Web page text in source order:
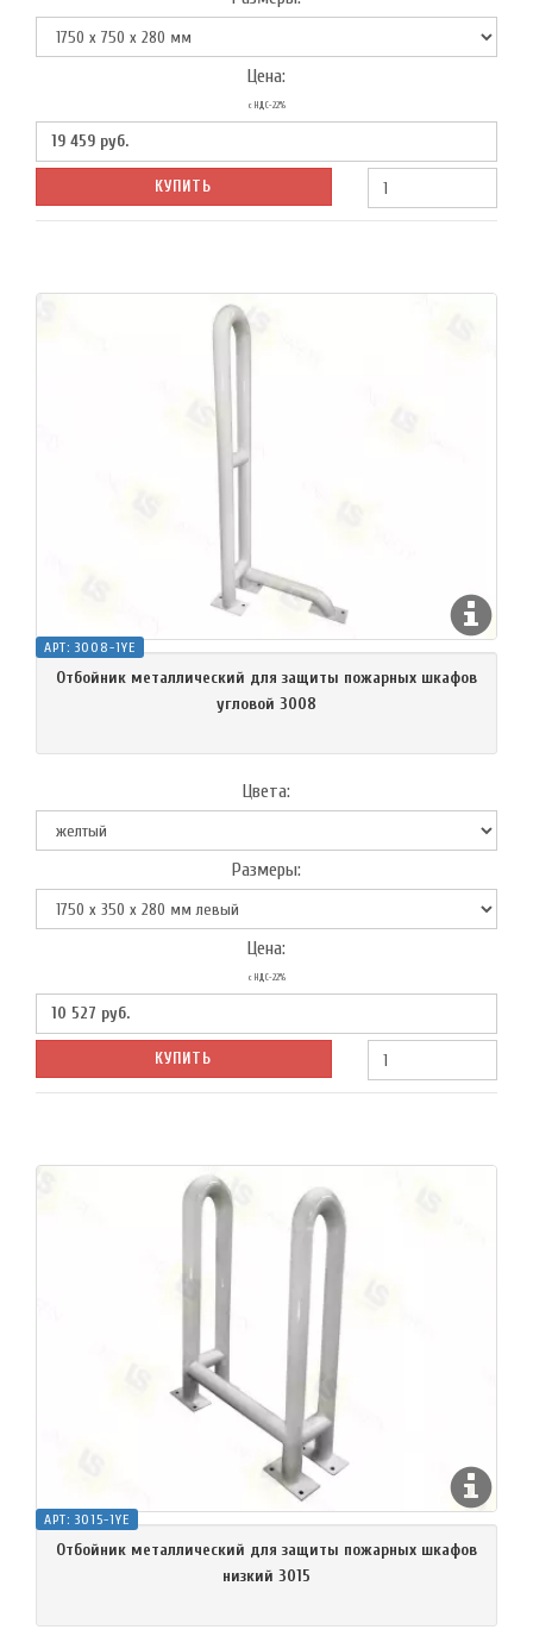
Цена:
с НДС-22%
19 459 руб.
КУПИТЬ
АРТ: 3008-1YE
Отбойник металлический для защиты пожарных шкафов
угловой 3008
Цвета:
Размеры:
Цена:
с НДС-22%
10 527 руб.
КУПИТЬ
АРТ: 3015-1YE
Отбойник металлический для защиты пожарных шкафов
низкий 3015